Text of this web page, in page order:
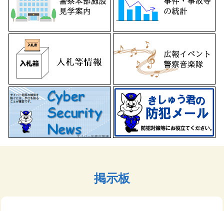
「和歌山県の犯罪情勢(令和８年５月末 暫定値)」を掲載
しました。
載しました。
2026年6月12日
「令和８年度第２回和歌山県警察官A、警察官B、サイバー
犯罪捜査官採用試験について」を掲載しました。
2026年6月8日
「令和８年８月中における猟銃等(経験者)講習会の開催に
ついて」を掲載しました。
2026年6月1日
「令和８年度第１回和歌山県警察官A採用第２次試験の日程
運転免許学科試験の多言語化について
英語による第二種運転免許の学科試験開始について
ベトナム語による運転免許学科試験の開始について
掲示板